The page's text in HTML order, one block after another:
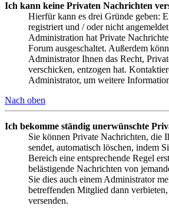
Ich kann keine Privaten Nachrichten
Hierfür kann es drei Gründe geben:
registriert und / oder nicht
Administration hat Private
Forum ausgeschaltet. Außerdem
Administrator Ihnen das Recht,
verschicken, entzogen hat.
Administrator, um weitere
Nach oben
Ich bekomme ständig unerwünschte
Sie können Private Nachrichten, die
sendet, automatisch löschen, indem
Bereich eine entsprechende Regel
belästigende Nachrichten von
Sie dies auch einem Administrator
betreffenden Mitglied dann
versenden.